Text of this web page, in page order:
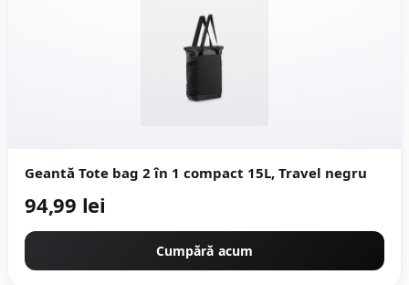
Geantă Tote bag 2 în 1 compact 15L, Travel negru
94,99 lei
Cumpără acum